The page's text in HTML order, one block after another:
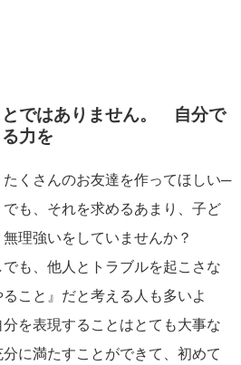
とではありません。 自分で
力を
くさんのお友達を作ってほしい─
も、それを求めるあまり、子ど
理強いをしていませんか？
でも、他人とトラブルを起こさな
こと』だと考える人も多いよ
を表現することはとても大事な
に満たすことができて、初めて